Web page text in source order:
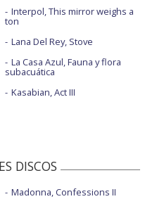
Interpol, This mirror weighs a
ton
Lana Del Rey, Stove
La Casa Azul, Fauna y flora
subacuática
Kasabian, Act III
DISCOS
Madonna, Confessions II